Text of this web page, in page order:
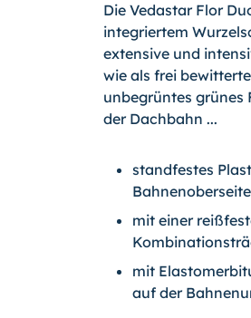
Die Vedastar Flor
integriertem
extensive und
wie als frei
unbegrüntes grünes
der Dachbahn ...
standfestes
Bahnenoberseite
mit einer
mit
auf der